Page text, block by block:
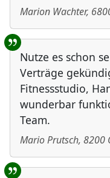
Marion Wachter,
Nutze es schon
Verträge
Fitnessstudio,
wunderbar
Team.
Mario Prutsch, 8200